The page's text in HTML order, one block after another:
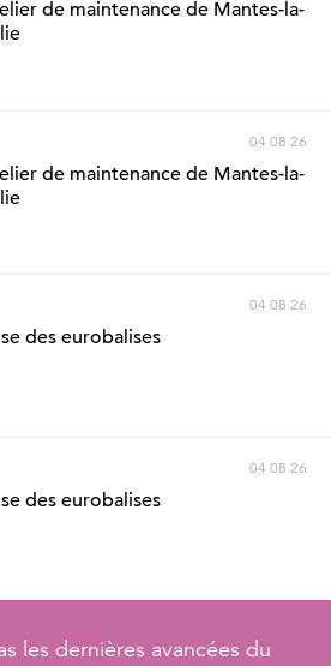
de maintenance de Mantes-la-
04 08 26
de maintenance de Mantes-la-
04 08 26
des eurobalises
04 08 26
des eurobalises
les dernières avancées du